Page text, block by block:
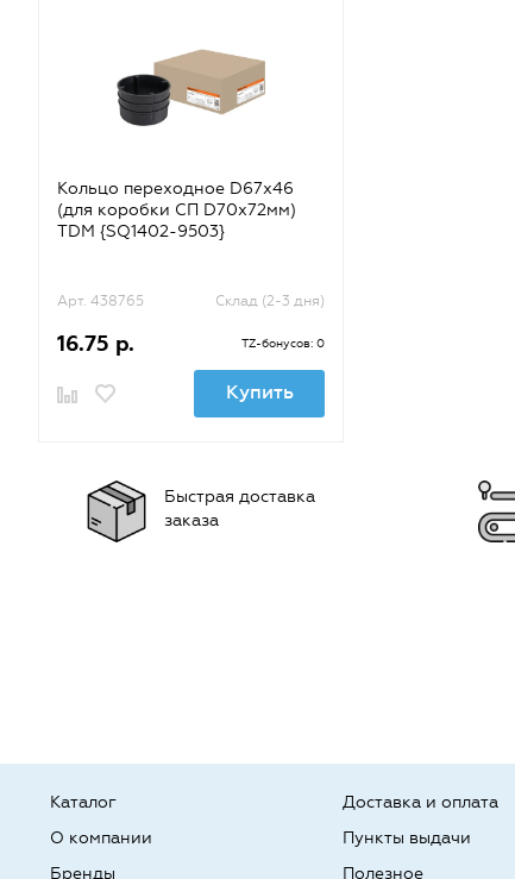
Кольцо переходное D67х46
(для коробки СП D70х72мм)
TDM {SQ1402-9503}
Арт. 438765 Склад (2-3 дня)
16.75 р. TZ-бонусов: 0
Купить
Быстрая доставка
заказа
Каталог
О компании
Бренды
Доставка и оплата
Пункты выдачи
Полезное